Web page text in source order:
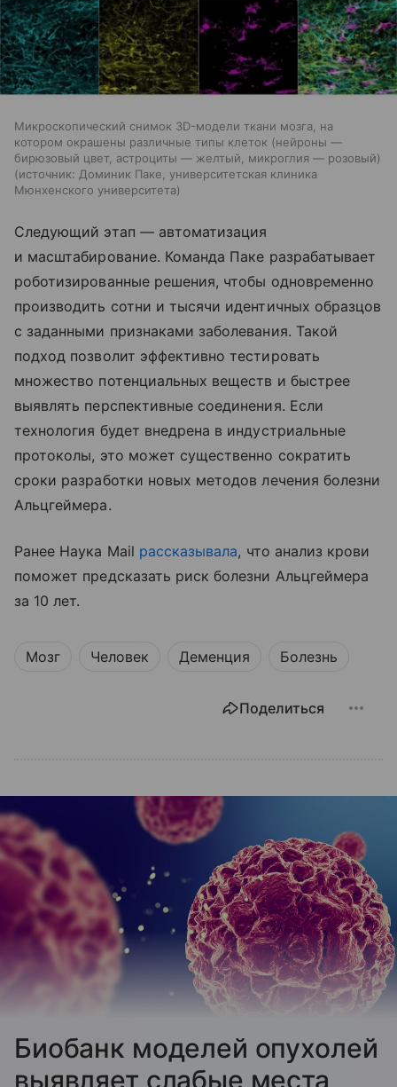
Микроскопический снимок 3D-модели ткани мозга, на
котором окрашены различные типы клеток (нейроны —
бирюзовый цвет, астроциты — желтый, микроглия — розовый)
источник: Доминик Паке, университетская клиника
Мюнхенского университета
Следующий этап — автоматизация
и масштабирование. Команда Паке разрабатывает
роботизированные решения, чтобы одновременно
производить сотни и тысячи идентичных образцов
с заданными признаками заболевания. Такой
подход позволит эффективно тестировать
множество потенциальных веществ и быстрее
выявлять перспективные соединения. Если
технология будет внедрена в индустриальные
протоколы, это может существенно сократить
сроки разработки новых методов лечения болезни
Альцгеймера.
Ранее Наука Mail рассказывала, что анализ крови
поможет предсказать риск болезни Альцгеймера
за 10 лет.
Мозг Человек Деменция Болезнь
Поделиться
Биобанк моделей опухолей
выявляет слабые места